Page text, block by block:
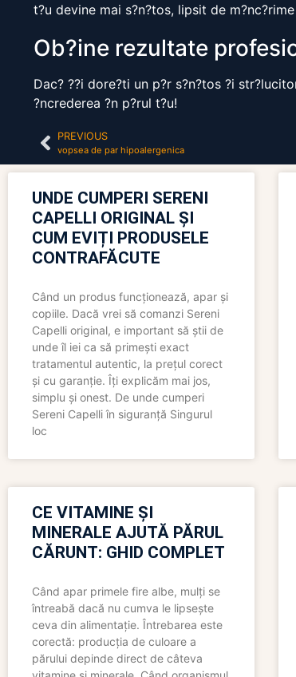
t?u devine mai s?n?tos, lipsit de
Ob?ine rezultate
Dac? ??i dore?ti un p?r s?n?tos ?i
?ncrederea ?n p?rul t?u!
PREVIOUS
vopsea de par hipoalergenica
UNDE CUMPERI SERENI
CAPELLI ORIGINAL ȘI
CUM EVIȚI PRODUSELE
CONTRAFĂCUTE
Când un produs funcționează, apar și
copiile. Dacă vrei să comanzi Sereni
Capelli original, e important să știi de
unde îl iei ca să primești exact
tratamentul autentic, la prețul corect
și cu garanție. Îți explicăm mai jos,
simplu și onest. De unde cumperi
Sereni Capelli în siguranță Singurul
loc
CE VITAMINE ȘI
MINERALE AJUTĂ PĂRUL
CĂRUNT: GHID COMPLET
Când apar primele fire albe, mulți se
întreabă dacă nu cumva le lipsește
ceva din alimentație. Întrebarea este
corectă: producția de culoare a
părului depinde direct de câteva